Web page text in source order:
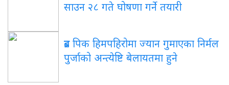
साउन २८ गते घोषणा गर्ने तयारी
ब्रड पिक हिमपहिरोमा ज्यान गुमाएका निर्मल
पुर्जाको अन्त्येष्टि बेलायतमा हुने